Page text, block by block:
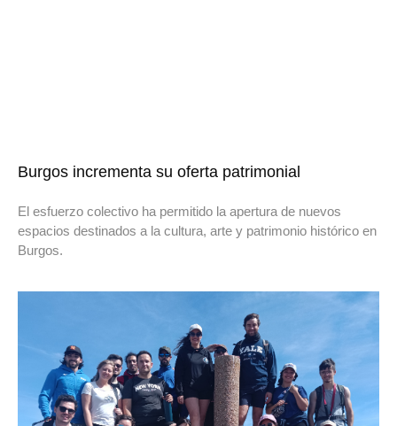
Burgos incrementa su oferta patrimonial
El esfuerzo colectivo ha permitido la apertura de nuevos
espacios destinados a la cultura, arte y patrimonio histórico en
Burgos.